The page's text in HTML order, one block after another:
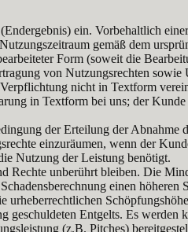
ein. Vorbehaltlich
gemäß dem
Form (soweit die
von Nutzungsrechten
nicht in Textform
in Textform bei uns; der
der Erteilung der
einzuräumen, wenn der
Nutzung der Leistung benötigt.
unberührt bleiben. Die
einen höheren
urheberrechtlichen
geschuldeten Entgelts. Es
(z.B. Pitches)